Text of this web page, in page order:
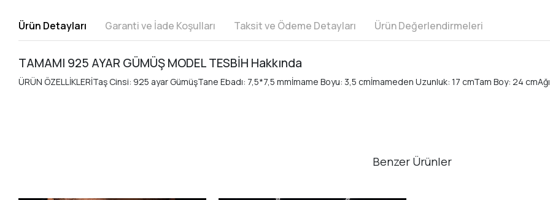
Ürün Detayları Garanti ve İade Koşulları Taksit ve Ödeme Detayları Ürün Değerlendirmeleri
TAMAMI 925 AYAR GÜMÜŞ MODEL TESBİH Hakkında
ÜRÜN ÖZELLİKLERİTaş Cinsi: 925 ayar GümüşTane Ebadı: 7,5*7,5 mmİmame Boyu: 3,5 cmİmameden Uzunluk: 17 cmTam Boy: 24
Benzer Ürünler